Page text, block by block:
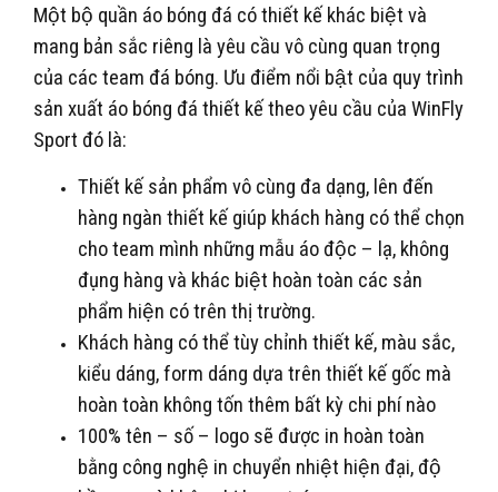
Một bộ quần áo bóng đá có thiết kế khác biệt và
mang bản sắc riêng là yêu cầu vô cùng quan trọng
của các team đá bóng. Ưu điểm nổi bật của quy trình
sản xuất áo bóng đá thiết kế theo yêu cầu của WinFly
Sport đó là:
Thiết kế sản phẩm vô cùng đa dạng, lên đến
hàng ngàn thiết kế giúp khách hàng có thể chọn
cho team mình những mẫu áo độc – lạ, không
đụng hàng và khác biệt hoàn toàn các sản
phẩm hiện có trên thị trường.
Khách hàng có thể tùy chỉnh thiết kế, màu sắc,
kiểu dáng, form dáng dựa trên thiết kế gốc mà
hoàn toàn không tốn thêm bất kỳ chi phí nào
100% tên – số – logo sẽ được in hoàn toàn
bằng công nghệ in chuyển nhiệt hiện đại, độ